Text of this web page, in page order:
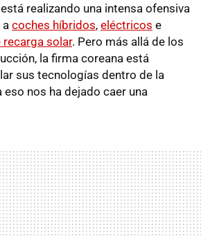
realizando una intensa ofensiva
coches híbridos, eléctricos e
solar. Pero más allá de los
la firma coreana está
sus tecnologías dentro de la
nos ha dejado caer una